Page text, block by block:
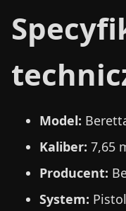
Model:
Kaliber: 7,65
Producent:
System: